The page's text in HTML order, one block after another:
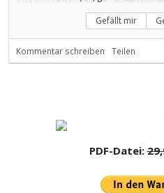
Gefällt mir
Kommentar schreiben Teilen
PDF-Datei: